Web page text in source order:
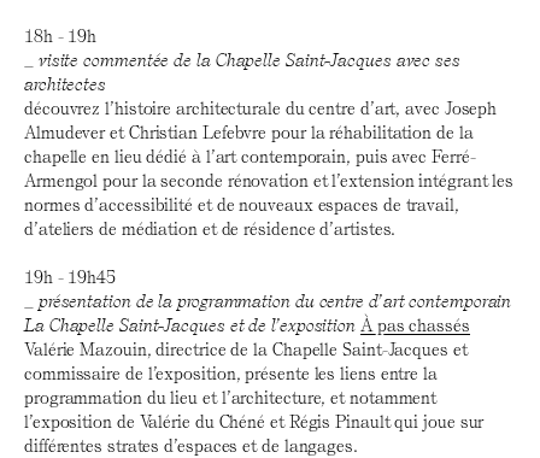
18h - 19h
visite commentée de la Chapelle Saint-Jacques avec ses
architectes
découvrez l’histoire architecturale du centre d’art, avec Joseph
Almudever et Christian Lefebvre pour la réhabilitation de la
chapelle en lieu dédié à l’art contemporain, puis avec Ferré-
Armengol pour la seconde rénovation et l’extension intégrant les
normes d’accessibilité et de nouveaux espaces de travail,
d’ateliers de médiation et de résidence d’artistes.
19h - 19h45
présentation de la programmation du centre d’art contemporain
La Chapelle Saint-Jacques et de l’exposition À pas chassés
Valérie Mazouin, directrice de la Chapelle Saint-Jacques et
commissaire de l’exposition, présente les liens entre la
programmation du lieu et l’architecture, et notamment
l’exposition de Valérie du Chéné et Régis Pinault qui joue sur
différentes strates d’espaces et de langages.